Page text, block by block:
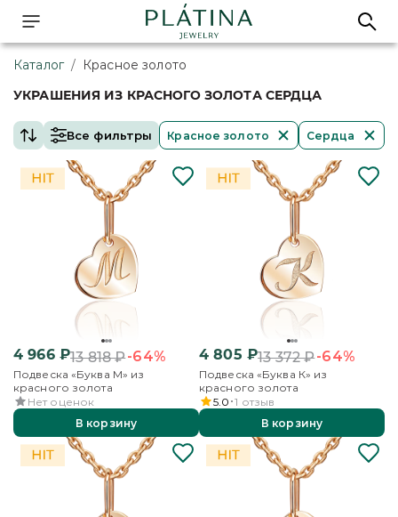
Каталог / Красное золото
УКРАШЕНИЯ ИЗ КРАСНОГО ЗОЛОТА СЕРДЦА
Все фильтры Красное золото Сердца
4 966₽13 818₽-64%
Подвеска «Буква М» из
красного золота
Нет оценок
В корзину
4 805 ₽13 372₽-64%
Подвеска «Буква К» из
красного золота
5.0 1 отзыв
В корзину